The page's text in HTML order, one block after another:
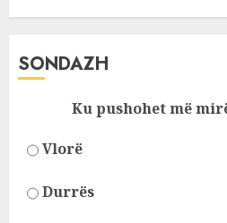
SONDAZH
Ku pushohet më
Vlorë
Durrës